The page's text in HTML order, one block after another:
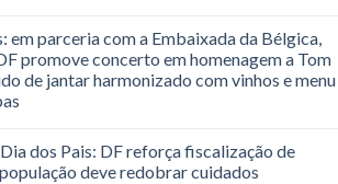
em parceria com a Embaixada da Bélgica,
promove concerto em homenagem a Tom
de jantar harmonizado com vinhos e menu
dos Pais: DF reforça fiscalização de
deve redobrar cuidados